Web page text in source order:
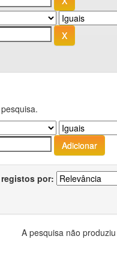
por:
A pesquisa não